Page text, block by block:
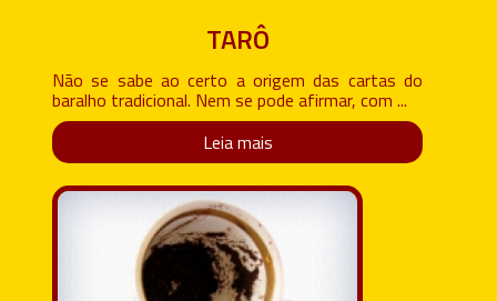
TARÔ
Não se sabe ao certo a origem das cartas do
baralho tradicional. Nem se pode afirmar, com ...
Leia mais